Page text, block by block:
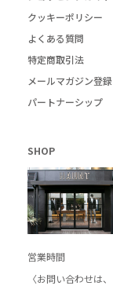
クッキーポリシー
よくある質問
特定商取引法
メールマガジン登録
パートナーシップ
SHOP
営業時間
〈お問い合わせは、